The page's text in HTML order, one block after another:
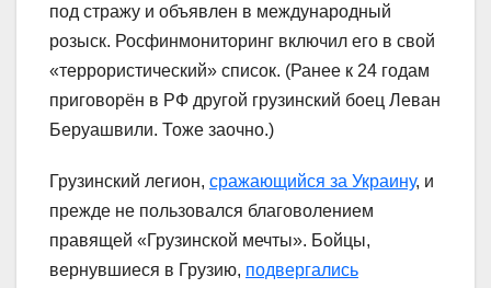
под стражу и объявлен в международный
розыск. Росфинмониторинг включил его в свой
«террористический» список. (Ранее к 24 годам
приговорён в РФ другой грузинский боец Леван
Беруашвили. Тоже заочно.)
Грузинский легион, сражающийся за Украину, и
прежде не пользовался благоволением
правящей «Грузинской мечты». Бойцы,
вернувшиеся в Грузию, подвергались